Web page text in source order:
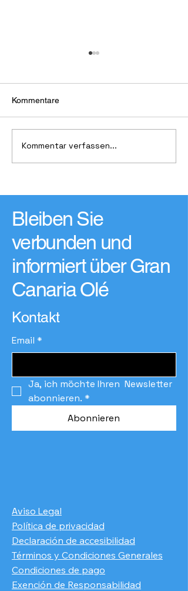
19. Kunsthandwerksmarkt
Kommentare
Kommentar verfassen...
Bleiben Sie
verbunden und
informiert über Gran
Canaria Olé
Kontakt
Email *
Ja, ich möchte Ihren  Newsletter
abonnieren. *
Abonnieren
Aviso Legal
Política de privacidad
Declaración de accesibilidad
Términos y Condiciones Generales
Condiciones de pago
​Exención de Responsabilidad